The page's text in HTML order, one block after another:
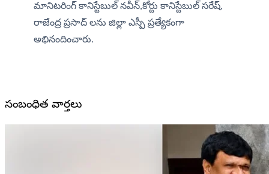
మానిటరింగ్ కానిస్టేబుల్ నవీన్‌,కోర్టు కానిస్టేబుల్ సరేష్,
రాజేంద్ర ప్రసాద్ లను జిల్లా ఎస్పీ ప్రత్యేకంగా
అభినందించారు.
సంబంధిత వార్తలు